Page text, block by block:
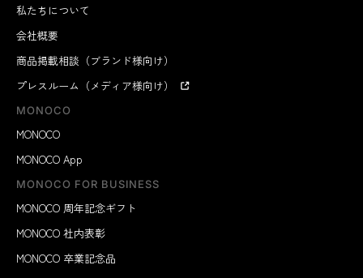
私たちについて
会社概要
商品掲載相談（ブランド様向け）
プレスルーム（メディア様向け）
MONOCO
MONOCO
MONOCO App
MONOCO FOR BUSINESS
MONOCO 周年記念ギフト
MONOCO 社内表彰
MONOCO 卒業記念品